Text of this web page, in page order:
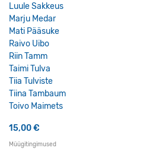
Luule Sakkeus
Marju Medar
Mati Pääsuke
Raivo Uibo
Riin Tamm
Taimi Tulva
Tiia Tulviste
Tiina Tambaum
Toivo Maimets
15,00€
Müügitingimused